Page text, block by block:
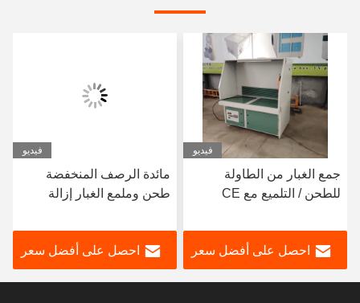
فيديو
جمع الغبار من الطاولة
للطحن / التلميع مع CE
احصل على أفضل سعر
فيديو
مائدة الرصف المنخفضة
طحن وملمع الغبار إزالة
احصل على أفضل سعر